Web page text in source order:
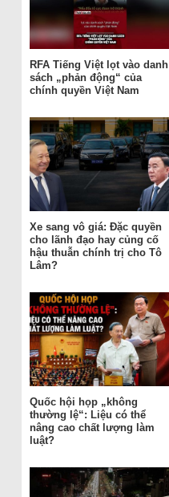
RFA Tiếng Việt lọt vào danh
sách „phản động“ của
chính quyền Việt Nam
Xe sang vô giá: Đặc quyền
cho lãnh đạo hay củng cố
hậu thuẫn chính trị cho Tô
Lâm?
Quốc hội họp „không
thường lệ“: Liệu có thể
nâng cao chất lượng làm
luật?